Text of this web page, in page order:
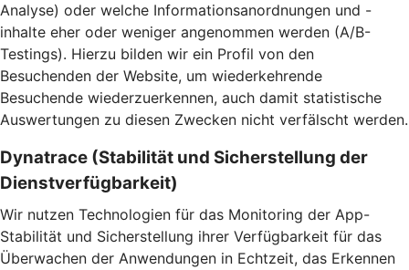
Analyse) oder welche Informationsanordnungen und -
inhalte eher oder weniger angenommen werden (A/B-
Testings). Hierzu bilden wir ein Profil von den
Besuchenden der Website, um wiederkehrende
Besuchende wiederzuerkennen, auch damit statistische
Auswertungen zu diesen Zwecken nicht verfälscht werden.
Dynatrace (Stabilität und Sicherstellung der
Dienstverfügbarkeit)
Wir nutzen Technologien für das Monitoring der App-
Stabilität und Sicherstellung ihrer Verfügbarkeit für das
Überwachen der Anwendungen in Echtzeit, das Erkennen